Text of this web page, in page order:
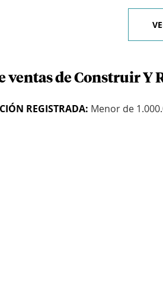
ventas de Construir Y
REGISTRADA: Menor de